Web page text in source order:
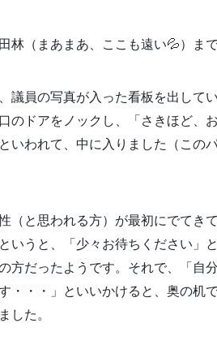
林（まあまあ、ここも遠い💦）まで
議員の写真が入った看板を出して
のドアをノックし、「さきほど、
いわれて、中に入りました（この
（と思われる方）が最初にでてき
いうと、「少々お待ちください」
方だったようです。それで、「自
・・・」といいかけると、奥の机
した。